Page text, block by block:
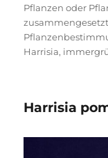
Pflanzen oder
Harrisia,
Harrisia